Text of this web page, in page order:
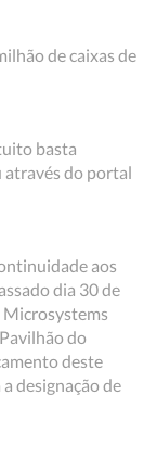
de caixas de
basta
do portal
aos
dia 30 de
Microsystems
do
deste
designação de